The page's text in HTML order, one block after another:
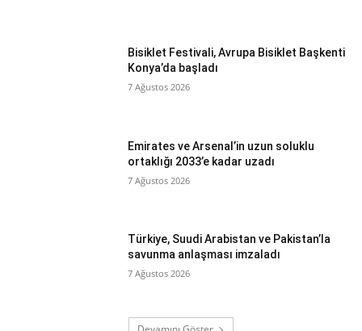
Bisiklet Festivali, Avrupa Bisiklet Başkenti
Konya’da başladı
7 Ağustos 2026
Emirates ve Arsenal’in uzun soluklu
ortaklığı 2033’e kadar uzadı
7 Ağustos 2026
Türkiye, Suudi Arabistan ve Pakistan’la
savunma anlaşması imzaladı
7 Ağustos 2026